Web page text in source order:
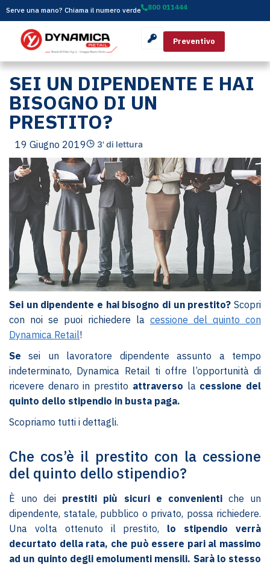
Serve una mano? Chiama il numero verde 800 011444
Preventivo
SEI UN DIPENDENTE E HAI
BISOGNO DI UN
PRESTITO?
19 Giugno 2019 3' di lettura
Sei un dipendente e hai bisogno di un prestito? Scopri
con noi se puoi richiedere la cessione del quinto con
Dynamica Retail!
Se sei un lavoratore dipendente assunto a tempo
indeterminato, Dynamica Retail ti offre l’opportunità di
ricevere denaro in prestito attraverso la cessione del
quinto dello stipendio in busta paga.
Scopriamo tutti i dettagli.
Che cos’è il prestito con la cessione
del quinto dello stipendio?
È uno dei prestiti più sicuri e convenientiche un
dipendente, statale, pubblico o privato, possa richiedere.
Una volta ottenuto il prestito, lo stipendio verrà
decurtato della rata, che può essere pari al massimo
ad un quinto degli emolumenti mensili. Sarà lo stesso